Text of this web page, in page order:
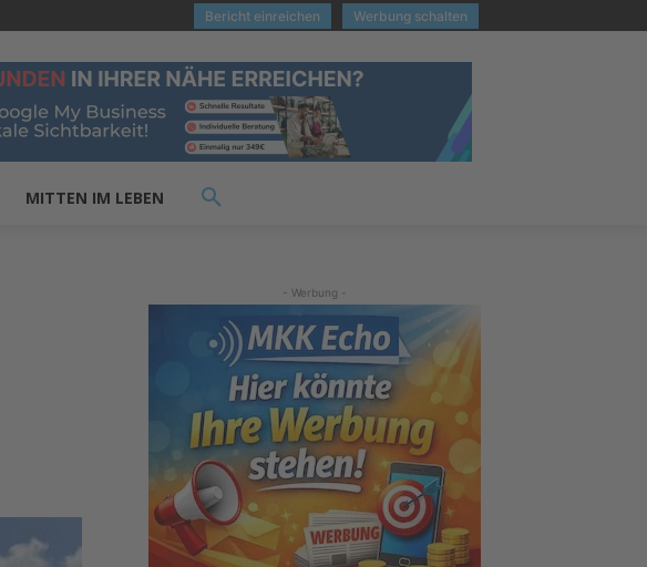
Bericht einreichen Werbung schalten
MITTEN IM LEBEN
- Werbung -